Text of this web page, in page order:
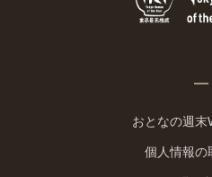
おとなの週末
個人情報の